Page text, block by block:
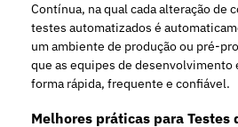
Contínua, na qual cada alteração de
testes automatizados é
um ambiente de produção ou pré-
que as equipes de
forma rápida, frequente e confiável.
Melhores práticas para Testes